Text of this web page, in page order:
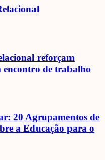
reforçam
encontro de trabalho
20 Agrupamentos de
a Educação para o